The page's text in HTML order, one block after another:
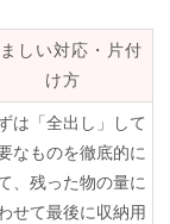
しい対応・片付
け方
は「全出し」して
なものを徹底的に
、残った物の量に
せて最後に収納用